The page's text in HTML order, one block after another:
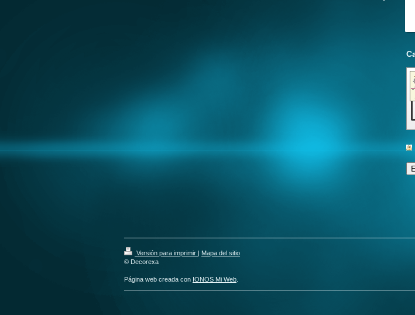
Versión para imprimir | Mapa del sitio
© Decorexa
Página web creada con IONOS Mi Web